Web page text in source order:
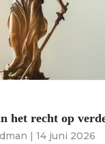
het recht op
14 juni 2026